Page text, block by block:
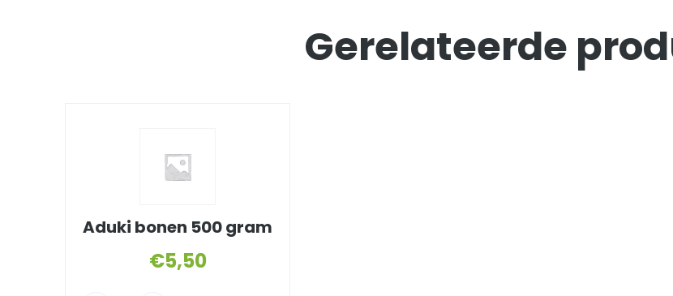
Gerelateerde
Aduki bonen 500 gram
€5,50